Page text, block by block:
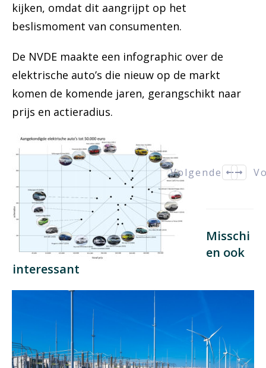
kijken, omdat dit aangrijpt op het
beslismoment van consumenten.
De NVDE maakte een infographic over de
elektrische auto’s die nieuw op de markt
komen de komende jaren, gerangschikt naar
prijs en actieradius.
Volgende
Misschi
en ook
interessant